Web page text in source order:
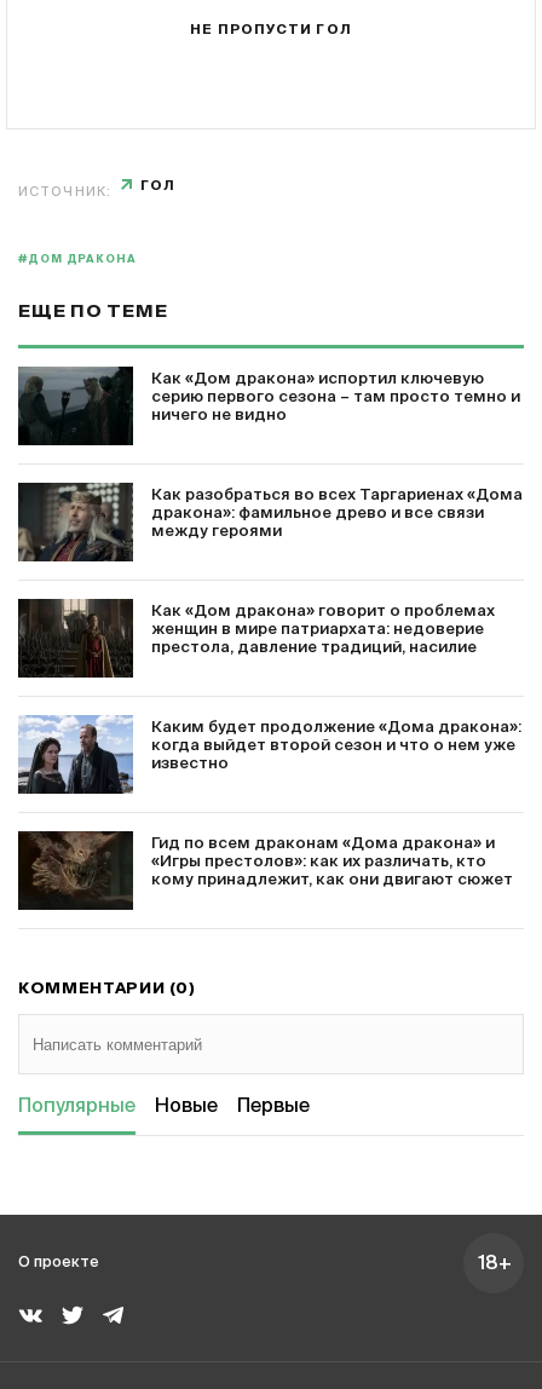
НЕ ПРОПУСТИ ГОЛ
ИСТОЧНИК: ГОЛ
#ДОМ ДРАКОНА
ЕЩЕ ПО ТЕМЕ
Как «Дом дракона» испортил ключевую
серию первого сезона – там просто темно и
ничего не видно
Как разобраться во всех Таргариенах «Дома
дракона»: фамильное древо и все связи
между героями
Как «Дом дракона» говорит о проблемах
женщин в мире патриархата: недоверие
престола, давление традиций, насилие
Каким будет продолжение «Дома дракона»:
когда выйдет второй сезон и что о нем уже
известно
Гид по всем драконам «Дома дракона» и
«Игры престолов»: как их различать, кто
кому принадлежит, как они двигают сюжет
КОММЕНТАРИИ (0)
Популярные Новые Первые
О проекте 18+